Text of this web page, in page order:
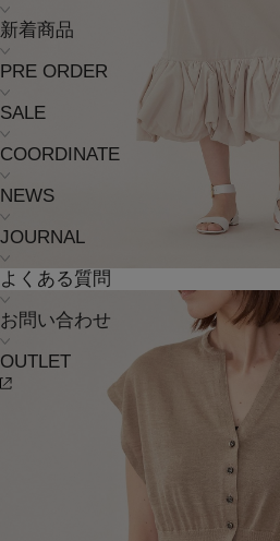
新着商品
PRE ORDER
SALE
COORDINATE
NEWS
JOURNAL
よくある質問
お問い合わせ
OUTLET